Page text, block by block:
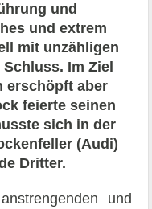
und
und extrem
mit unzähligen
Im Ziel
erschöpft aber
feierte seinen
sich in der
(Audi)
Dritter.
und